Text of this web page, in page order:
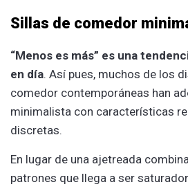
Sillas de comedor
“Menos es más” es una
en día. Así pues, muchos de los
comedor contemporáneas han
minimalista con características
discretas.
En lugar de una ajetreada
patrones que llega a ser